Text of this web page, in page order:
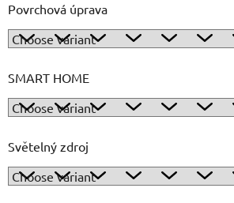
Povrchová úprava
SMART HOME
Světelný zdroj